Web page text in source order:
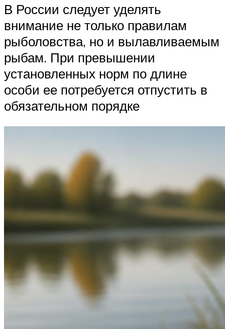
В России следует уделять
внимание не только правилам
рыболовства, но и вылавливаемым
рыбам. При превышении
установленных норм по длине
особи ее потребуется отпустить в
обязательном порядке